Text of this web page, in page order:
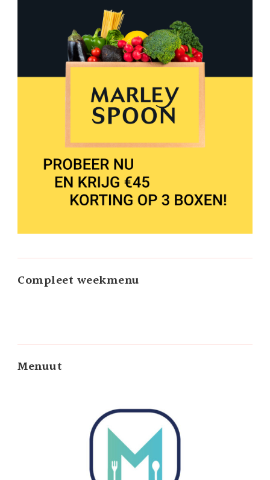
Compleet weekmenu
Menuut